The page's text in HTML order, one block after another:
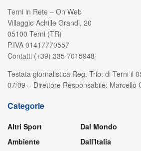
Terni in Rete – On Web
Villaggio Achille Grandi, 20
05100 Terni (TR)
P.IVA 01417770557
Contatti (+39) 335 7015948
Testata giornalistica Reg. Trib. di Terni il
07/09 – Direttore Responsabile: Marcello
Categorie
Altri Sport
Ambiente
Dal Mondo
Dall'Italia